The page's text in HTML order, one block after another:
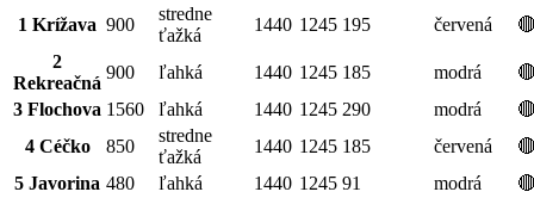
1 Krížava 900
stredne
ťažká
1440 1245 195 červená
2
Rekreačná
900 ľahká 1440 1245 185 modrá
3 Flochova 1560 ľahká 1440 1245 290 modrá
4 Céčko
850
stredne
ťažká
1440 1245 185 červená
5 Javorina 480 ľahká 1440 1245 91 modrá